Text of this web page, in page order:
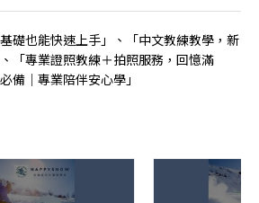
礎也能快速上手」、「中文教練教學，新
「專業證照教練＋拍照服務，回憶滿
備｜專業陪伴安心學」